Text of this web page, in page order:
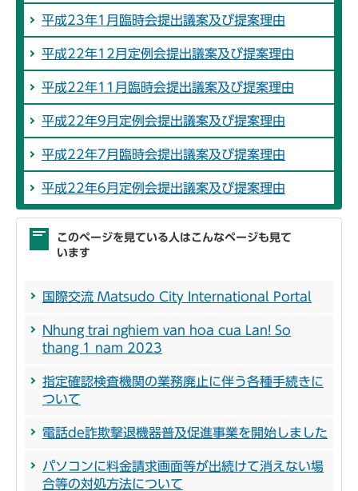
平成23年1月臨時会提出議案及び提案理由
平成22年12月定例会提出議案及び提案理由
平成22年11月臨時会提出議案及び提案理由
平成22年9月定例会提出議案及び提案理由
平成22年7月臨時会提出議案及び提案理由
平成22年6月定例会提出議案及び提案理由
このページを見ている人はこんなページも見て
います
国際交流 Matsudo City International Portal
Nhung trai nghiem van hoa cua Lan! So
thang 1 nam 2023
指定確認検査機関の業務廃止に伴う各種手続きに
ついて
電話de詐欺撃退機器普及促進事業を開始しました
パソコンに料金請求画面等が出続けて消えない場
合等の対処方法について